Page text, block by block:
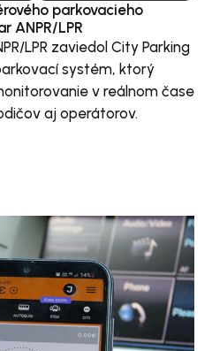
parkovacieho
ANPR/LPR
LPR zaviedol City Parking
systém, ktorý
v reálnom čase
aj operátorov.